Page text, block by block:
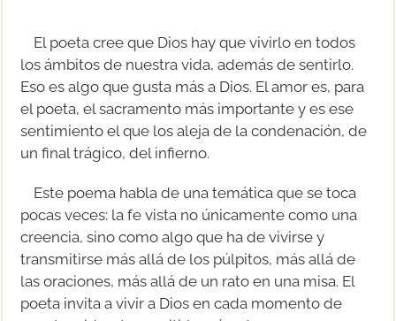
El poeta cree que Dios hay que vivirlo en todos
los ámbitos de nuestra vida, además de sentirlo.
Eso es algo que gusta más a Dios. El amor es, para
el poeta, el sacramento más importante y es ese
sentimiento el que los aleja de la condenación, de
un final trágico, del infierno.
Este poema habla de una temática que se toca
pocas veces: la fe vista no únicamente como una
creencia, sino como algo que ha de vivirse y
transmitirse más allá de los púlpitos, más allá de
las oraciones, más allá de un rato en una misa. El
poeta invita a vivir a Dios en cada momento de